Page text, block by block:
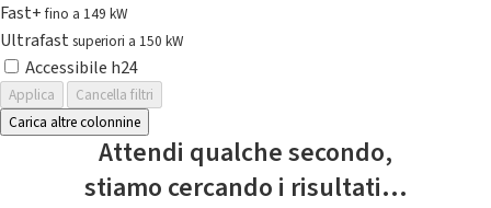
Fast+fino a 149 kW
Ultrafast superiori a 150 kW
Accessibile h24
Applica
Cancella filtri
Carica altre colonnine
Attendi qualche secondo,
stiamo cercando i risultati...